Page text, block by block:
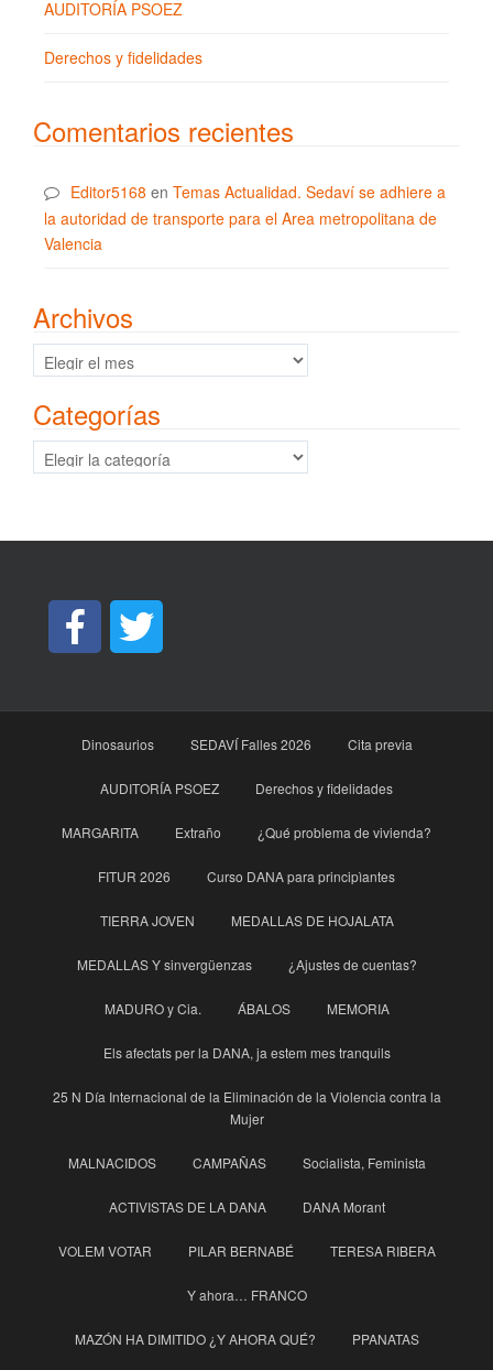
AUDITORÍA PSOEZ
Derechos y fidelidades
Comentarios recientes
Editor5168 en Temas Actualidad. Sedaví se adhiere a
la autoridad de transporte para el Area metropolitana de
Valencia
Archivos
Archivos
Categorías
Categorías
Dinosaurios SEDAVÍ Falles 2026 Cita previa
AUDITORÍA PSOEZ Derechos y fidelidades
MARGARITA Extraño ¿Qué problema de vivienda?
FITUR 2026 Curso DANA para principìantes
TIERRA JOVEN MEDALLAS DE HOJALATA
MEDALLAS Y sinvergüenzas ¿Ajustes de cuentas?
MADURO y Cia. ÁBALOS MEMORIA
Els afectats per la DANA, ja estem mes tranquils
25 N Día Internacional de la Eliminación de la Violencia contra la
Mujer
MALNACIDOS CAMPAÑAS Socialista, Feminista
ACTIVISTAS DE LA DANA DANA Morant
VOLEM VOTAR PILAR BERNABÉ TERESA RIBERA
Y ahora… FRANCO
MAZÓN HA DIMITIDO ¿Y AHORA QUÉ? PPANATAS